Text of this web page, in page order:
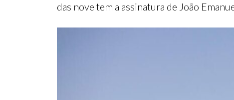
das nove tem a assinatura de João